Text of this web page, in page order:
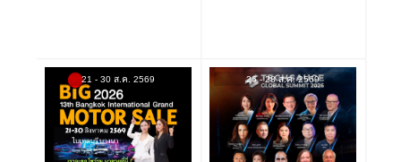
21 - 30 ส.ค. 2569 26 - 28 ส.ค. 2569